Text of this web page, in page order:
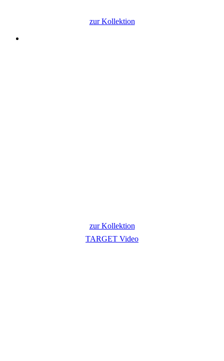
zur Kollektion
zur Kollektion
TARGET Video